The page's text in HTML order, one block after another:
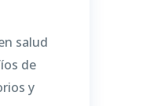
salud
de
y